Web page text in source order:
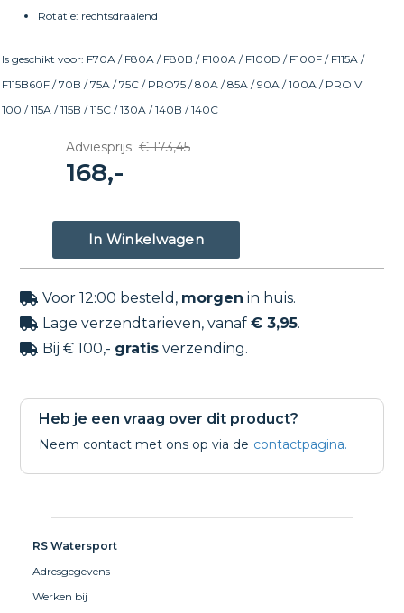
Rotatie: rechtsdraaiend
Is geschikt voor: F70A / F80A / F80B / F100A / F100D / F100F / F115A /
F115B60F / 70B / 75A / 75C / PRO75 / 80A / 85A / 90A / 100A / PRO V
100 / 115A / 115B / 115C / 130A / 140B / 140C
Adviesprijs: € 173,45
168,-
 Voor 12:00 besteld, morgen in huis.
 Lage verzendtarieven, vanaf€ 3,95.
 Bij € 100,- gratis verzending.
Heb je een vraag over dit product?
Neem contact met ons op via de contactpagina.
RS Watersport
Adresgegevens
Werken bij